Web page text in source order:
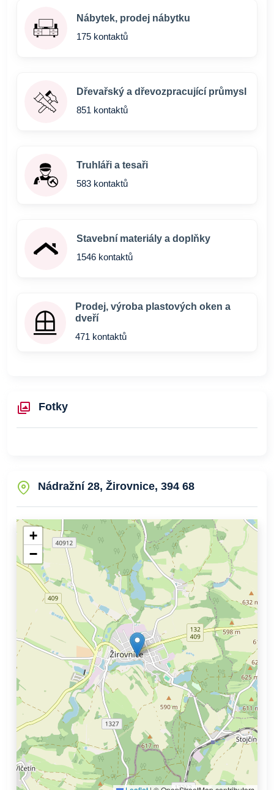
Nábytek, prodej nábytku
175 kontaktů
Dřevařský a dřevozpracující průmysl
851 kontaktů
Truhláři a tesaři
583 kontaktů
Stavební materiály a doplňky
1546 kontaktů
Prodej, výroba plastových oken a
dveří
471 kontaktů
Fotky
Nádražní 28, Žirovnice, 394 68
+
−